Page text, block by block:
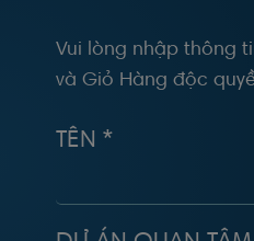
Vui lòng nhập thông
và Giỏ Hàng độc
TÊN *